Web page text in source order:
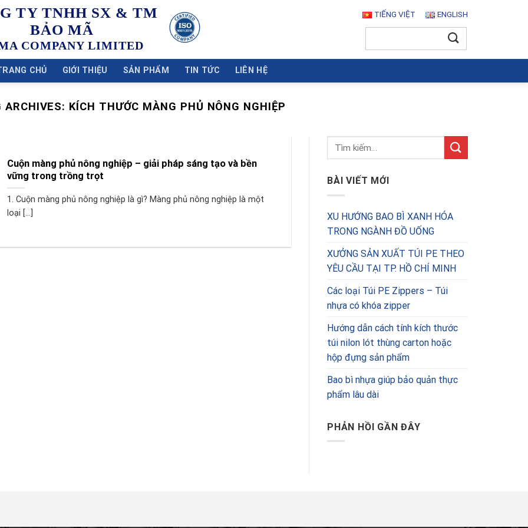
TY TNHH SX & TM
BẢO MÃ
COMPANY LIMITED
TIẾNG VIỆT ENGLISH
CHỦ GIỚI THIỆU SẢN PHẨM TIN TỨC LIÊN HỆ
ARCHIVES: KÍCH THƯỚC MÀNG PHỦ NÔNG NGHIỆP
Cuộn màng phủ nông nghiệp – giải pháp sáng tạo và bền
vững trong trồng trọt
1. Cuộn màng phủ nông nghiệp là gì? Màng phủ nông nghiệp là một
loại [...]
BÀI VIẾT MỚI
XU HƯỚNG BAO BÌ XANH HÓA
TRONG NGÀNH ĐỒ UỐNG
XƯỞNG SẢN XUẤT TÚI PE THEO
YÊU CẦU TẠI TP. HỒ CHÍ MINH
Các loại Túi PE Zippers – Túi
nhựa có khóa zipper
Hướng dẫn cách tính kích thước
túi nilon lót thùng carton hoặc
hộp đựng sản phẩm
Bao bì nhựa giúp bảo quản thực
phẩm lâu dài
PHẢN HỒI GẦN ĐÂY